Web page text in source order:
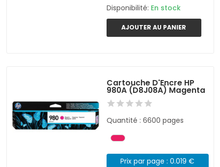
Disponibilité: En stock
AJOUTER AU PANIER
Cartouche D'Encre HP
980A (D8J08A) Magenta
Quantité : 6600 pages
Prix par page : 0.019 €